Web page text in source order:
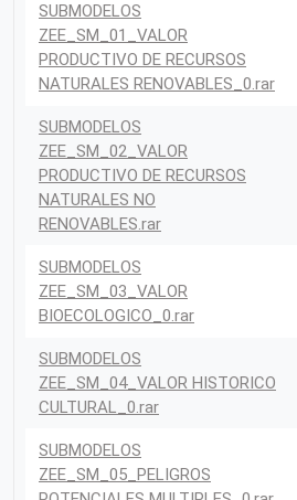
SUBMODELOS
ZEE_SM_01_VALOR
PRODUCTIVO DE RECURSOS
NATURALES RENOVABLES_0.rar
SUBMODELOS
ZEE_SM_02_VALOR
PRODUCTIVO DE RECURSOS
NATURALES NO
RENOVABLES.rar
SUBMODELOS
ZEE_SM_03_VALOR
BIOECOLOGICO_0.rar
SUBMODELOS
ZEE_SM_04_VALOR HISTORICO
CULTURAL_0.rar
SUBMODELOS
ZEE_SM_05_PELIGROS